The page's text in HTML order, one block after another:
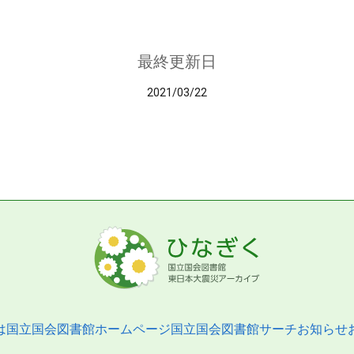
最終更新日
2021/03/22
国立国会図書館ホームページ国立国会図書館サーチお知らせ